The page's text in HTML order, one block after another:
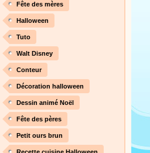
Fête des mères
Halloween
Tuto
Walt Disney
Conteur
Décoration halloween
Dessin animé Noël
Fête des pères
Petit ours brun